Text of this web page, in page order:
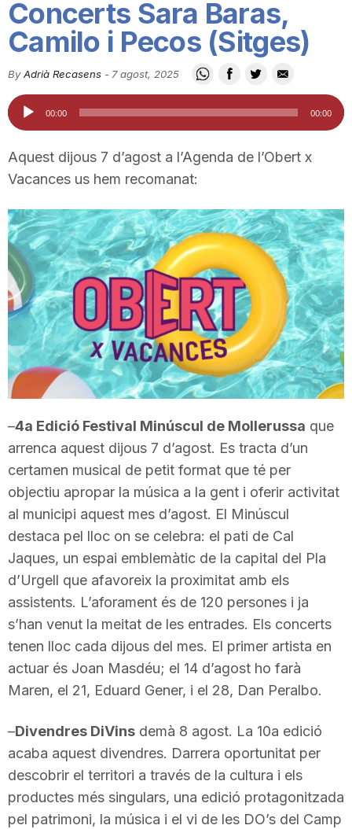
i
t
t
d
e
T
r
r
a
g
o
a
Concerts Sara Baras,
Camilo i Pecos (Sitges)
By Adrià Recasens - 7 agost, 2025
Reproductor
d'àudio
00:00 00:00
Aquest dijous 7 d’agost a l’Agenda de l’Obert x
Vacances us hem recomanat:
–4a Edició Festival Minúscul de Mollerussa que
arrenca aquest dijous 7 d’agost. Es tracta d’un
certamen musical de petit format que té per
objectiu apropar la música a la gent i oferir activitat
al municipi aquest mes d’agost. El Minúscul
destaca pel lloc on se celebra: el pati de Cal
Jaques, un espai emblemàtic de la capital del Pla
d’Urgell que afavoreix la proximitat amb els
assistents. L’aforament és de 120 persones i ja
s’han venut la meitat de les entrades. Els concerts
tenen lloc cada dijous del mes. El primer artista en
actuar és Joan Masdéu; el 14 d’agost ho farà
Maren, el 21, Eduard Gener, i el 28, Dan Peralbo.
–Divendres DiVins demà 8 agost. La 10a edició
acaba aquest divendres. Darrera oportunitat per
descobrir el territori a través de la cultura i els
productes més singulars, una edició protagonitzada
pel patrimoni, la música i el vi de les DO’s del Camp